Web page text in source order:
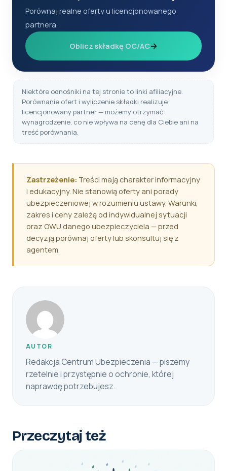
Porównaj realne oferty u licencjonowanego
partnera.
Oblicz składkę OC/AC→
Niektóre odnośniki na tej stronie to linki afiliacyjne.
Porównanie ofert i wyliczenie składki realizuje
licencjonowany partner — możemy otrzymać
wynagrodzenie, co nie wpływa na cenę dla Ciebie ani na
treść porównania.
Zastrzeżenie: Treści mają charakter informacyjny
i edukacyjny. Nie stanowią oferty ani porady
ubezpieczeniowej w rozumieniu ustawy. Warunki,
zakres i ceny zależą od indywidualnej sytuacji
oraz OWU danego ubezpieczyciela — przed
decyzją porównaj oferty lub skonsultuj się z
agentem.
AUTOR
Redakcja Centrum Ubezpieczenia — piszemy
rzetelnie i przystępnie o ochronie, której
naprawdę potrzebujesz.
Przeczytaj też